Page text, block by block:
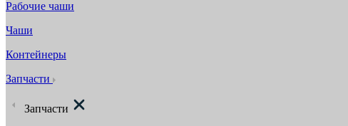
Рабочие чаши
Чаши
Контейнеры
Запчасти
Запчасти